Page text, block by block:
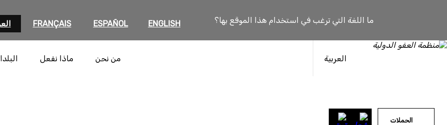
ما اللغة التي ترغب في استخدام هذا الموقع بها؟ ENGLISH
ESPAÑOL
FRANÇAIS
العربية من نحن ماذا نفعل
الحملات